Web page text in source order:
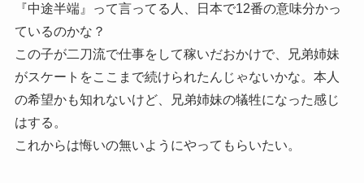
『中途半端』って言ってる人、日本で12番の意味分かっ
ているのかな？
この子が二刀流で仕事をして稼いだおかけで、兄弟姉妹
がスケートをここまで続けられたんじゃないかな。本人
の希望かも知れないけど、兄弟姉妹の犠牲になった感じ
はする。
これからは悔いの無いようにやってもらいたい。